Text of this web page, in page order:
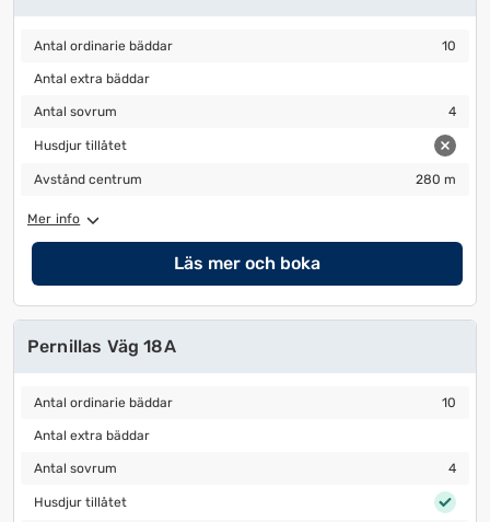
Antal ordinarie bäddar
Antal ordinarie bäddar 10
Antal extra bäddar
Antal extra bäddar
Antal sovrum
Antal sovrum 4
Husdjur tillåtet
Husdjur tillåtet
Avstånd centrum
Avstånd centrum 280 m
Mer info
Läs mer och boka
Pernillas Väg 18A
Antal ordinarie bäddar
Antal ordinarie bäddar 10
Antal extra bäddar
Antal extra bäddar
Antal sovrum
Antal sovrum 4
Husdjur tillåtet
Husdjur tillåtet